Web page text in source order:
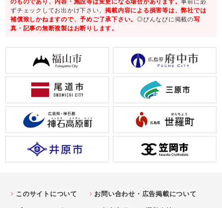
ずチェックしてお出かけ下さい。掲載内容による損害等は、弊社では
補償致しかねますので、予めご了承下さい。◎びんなびに掲載の写
真・記事の無断複製はお断りします。
このサイトについて
お問い合わせ・広告掲載について